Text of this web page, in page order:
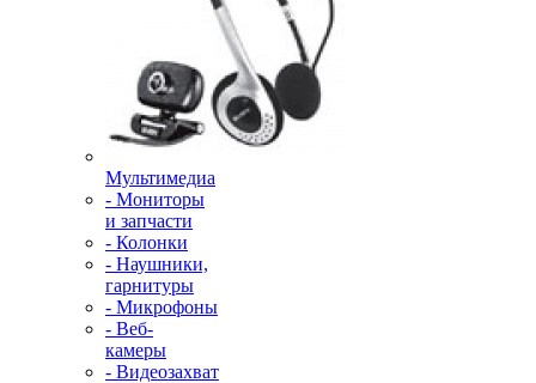
Мультимедиа
- Мониторы
и запчасти
- Колонки
- Наушники,
гарнитуры
- Микрофоны
- Веб-
камеры
- Видеозахват